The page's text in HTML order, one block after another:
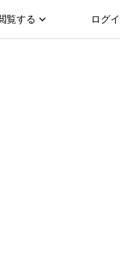
覧する ログ